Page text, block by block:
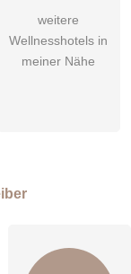
genommen.
weitere
Wellnesshotels in
meiner Nähe